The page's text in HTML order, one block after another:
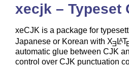
xecjk – Typeset
xeCJK is a package for
Japanese or Korean with XE LAT
automatic glue between CJK
control over CJK punctuation